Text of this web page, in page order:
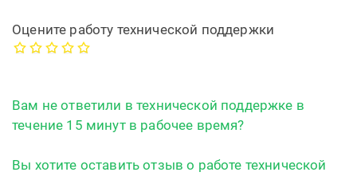
Оцените работу технической поддержки
Вам не ответили в технической поддержке в
течение 15 минут в рабочее время?
Вы хотите оставить отзыв о работе технической